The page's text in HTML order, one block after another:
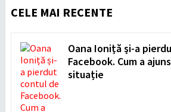
CELE MAI RECENTE
Oana Ioniță și-a
Facebook. Cum a
situație